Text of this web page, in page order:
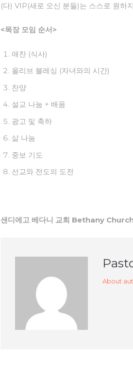
(다) VIP(새로 오신 분들)는 스스로 원하
<목장 모임 순서>
애찬 (식사)
올리브 블레싱 (자녀와의 시간)
찬양
설교 나눔 + 배움
광고 및 축하
삶 나눔
중보 기도
선교와 전도의 도전
샌디에고 베다니 교회 Bethany
About